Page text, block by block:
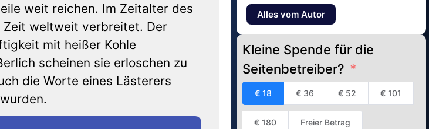
weit reichen. Im Zeitalter des
Zeit weltweit verbreitet. Der
mit heißer Kohle
scheinen sie erloschen zu
die Worte eines Lästerers
Alles vom Autor
Kleine Spende für die
Seitenbetreiber?
€ 18 € 36 € 52 € 101
€ 180 Freier Betrag